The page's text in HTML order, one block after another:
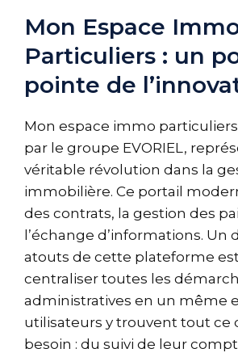
Mon Espace
Particuliers : un
pointe de
Mon espace immo
par le groupe EVORIEL,
véritable révolution dans la
immobilière. Ce portail
des contrats, la gestion des
l’échange d’informations. Un
atouts de cette plateforme est
centraliser toutes les
administratives en un même
utilisateurs y trouvent tout ce
besoin : du suivi de leur